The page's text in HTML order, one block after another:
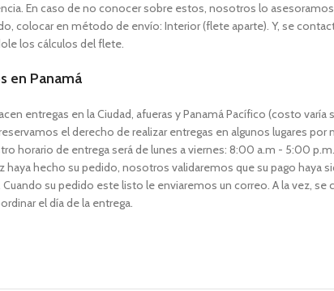
En caso de no conocer sobre estos, nosotros lo
colocar en método de envío: Interior (flete aparte). Y, se
los cálculos del flete.
en Panamá
entregas en la Ciudad, afueras y Panamá Pacífico (costo varía
el derecho de realizar entregas en algunos lugares por
horario de entrega será de lunes a viernes: 8:00 a.m - 5:00 p.m.
haya hecho su pedido, nosotros validaremos que su pago haya
Cuando su pedido este listo le enviaremos un correo. A la vez, se
el día de la entrega.